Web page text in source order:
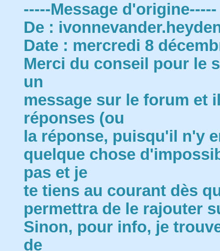
-----Message d'origine-----
De :
Date : mercredi 8
Merci du conseil pour le
un
message sur le forum et
réponses (ou
la réponse, puisqu'il n'y
quelque chose
pas et je
te tiens au courant dès
permettra de le rajouter
Sinon, pour info, je
de